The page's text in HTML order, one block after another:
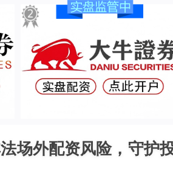
法场外配资风险，守